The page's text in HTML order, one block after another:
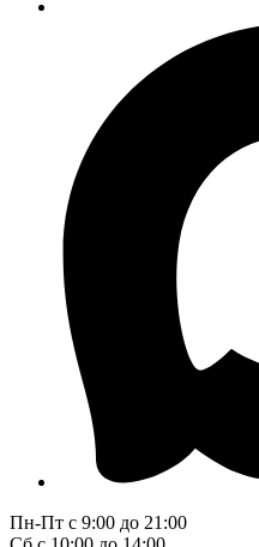
Пн-Пт с 9:00 до 21:00